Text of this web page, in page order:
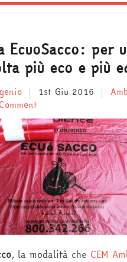
EcuoSacco: per
più eco e più
1st Giu 2016
, la modalità che CEM